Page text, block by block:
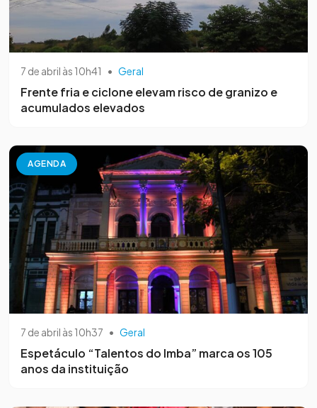
7 de abril às 10h41 • Geral
Frente fria e ciclone elevam risco de granizo e
acumulados elevados
AGENDA
7 de abril às 10h37 • Geral
Espetáculo “Talentos do Imba” marca os 105
anos da instituição